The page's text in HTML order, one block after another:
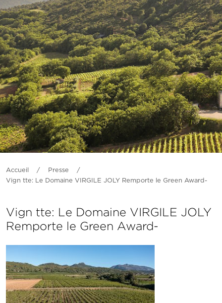
Accueil / Presse
/
Vign tte: Le Domaine VIRGILE JOLY Remporte le Green Award-
Vign tte: Le Domaine VIRGILE JOLY
Remporte le Green Award-